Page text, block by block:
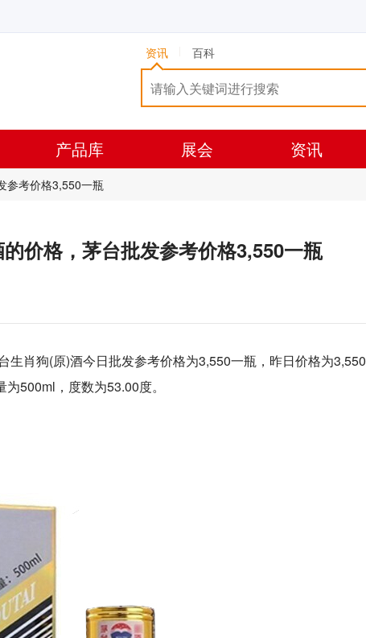
资讯 百科
产品库 展会 资讯
参考价格3,550一瓶
价格，茅台批发参考价格3,550一瓶
肖狗(原)酒今日批发参考价格为3,550一瓶，昨日价格为3,550
500ml，度数为53.00度。